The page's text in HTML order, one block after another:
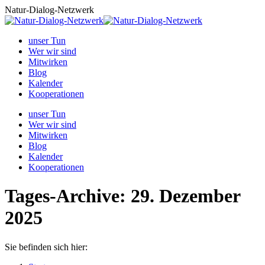
Zum
Inhalt
Natur-Dialog-Netzwerk
unser Tun
Wer wir sind
Mitwirken
Blog
Kalender
Kooperationen
unser Tun
Wer wir sind
Mitwirken
Blog
Kalender
Kooperationen
Tages-Archive: 29. Dezember
2025
Sie befinden sich hier: